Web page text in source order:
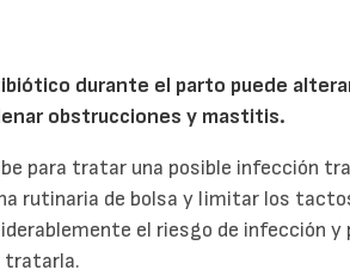
durante el parto puede
obstrucciones y mastitis.
para tratar una posible infección
rutinaria de bolsa y limitar los
el riesgo de infección
tratarla.